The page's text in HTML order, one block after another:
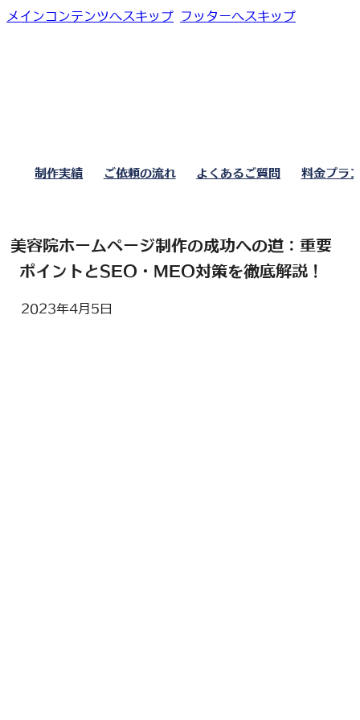
メインコンテンツへスキップ フッターへスキップ
制作実績 ご依頼の流れ よくあるご質問 料金プラ
美容院ホームページ制作の成功への道：重要
ポイントとSEO・MEO対策を徹底解説！
2023年4月5日